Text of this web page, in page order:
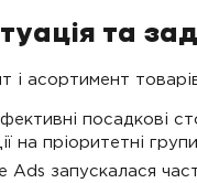
та
і асортимент
посадкові
на пріоритетні
Ads запускалася